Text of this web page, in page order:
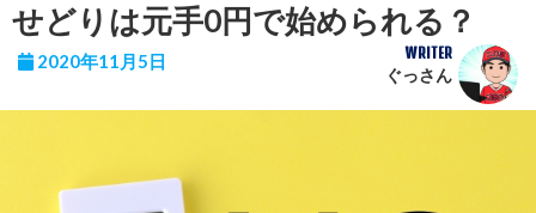
せどりは元手0円で始められる？
2020年11月5日 WRITER
ぐっさん